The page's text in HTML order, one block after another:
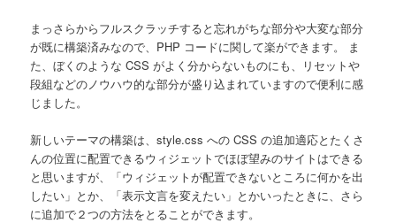
まっさらからフルスクラッチすると忘れがちな部分や大変な部分
が既に構築済みなので、PHP コードに関して楽ができます。 ま
た、ぼくのような CSS がよく分からないものにも、リセットや
段組などのノウハウ的な部分が盛り込まれていますので便利に感
じました。
新しいテーマの構築は、style.css への CSS の追加適応とたくさ
んの位置に配置できるウィジェットでほぼ望みのサイトはできる
と思いますが、「ウィジェットが配置できないところに何かを出
したい」とか、「表示文言を変えたい」とかいったときに、さら
に追加で２つの方法をとることができます。